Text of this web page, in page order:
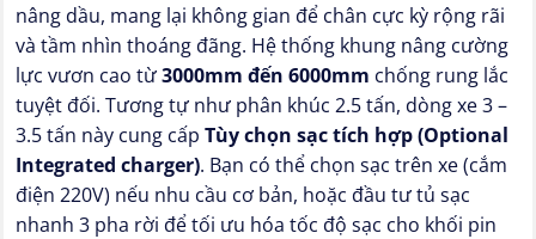
nâng dầu, mang lại không gian để chân cực kỳ rộng rãi
và tầm nhìn thoáng đãng. Hệ thống khung nâng cường
lực vươn cao từ3000mm đến 6000mm chống rung lắc
tuyệt đối. Tương tự như phân khúc 2.5 tấn, dòng xe 3 –
3.5 tấn này cung cấp Tùy chọn sạc tích hợp (Optional
Integrated charger). Bạn có thể chọn sạc trên xe (cắm
điện 220V) nếu nhu cầu cơ bản, hoặc đầu tư tủ sạc
nhanh 3 pha rời để tối ưu hóa tốc độ sạc cho khối pin